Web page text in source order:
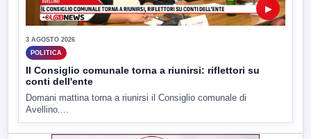
▶
3 AGOSTO 2026
POLITICA
Il Consiglio comunale torna a riunirsi: riflettori su
conti dell'ente
Domani mattina torna a riunirsi il Consiglio comunale di
Avellino....